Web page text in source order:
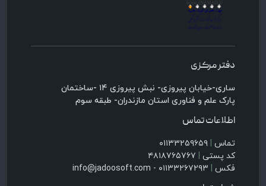
دفتر مرکزی
ساری-خیابان پیروزی- نبش پیروزی ۱۴ -ساختمان
پارک علم و فناوری استان مازندران- طبقه سوم
اطلاعات تماس
تماس | ۰۱۱۳۳۲۵۹۶۵۹
کد پستی | ۴۸۱۸۷۶۵۷۶۷
فکس | ۰۱۱۳۳۲۶۷۲۹۳ - info@jadoosoft.com